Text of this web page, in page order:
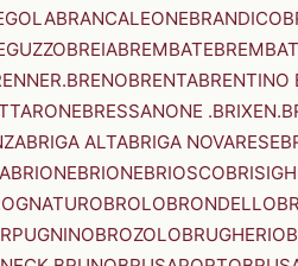
BRANCALEONEBRANDICO
BREIABREMBATE
BRENOBRENTABRENTINO
BRESSANONE .BRIXEN.
BRIGA ALTABRIGA NOVARESE
BRIONEBRIONEBRIOSCO
BROLOBRONDELLO
BROZOLOBRUGHERIO